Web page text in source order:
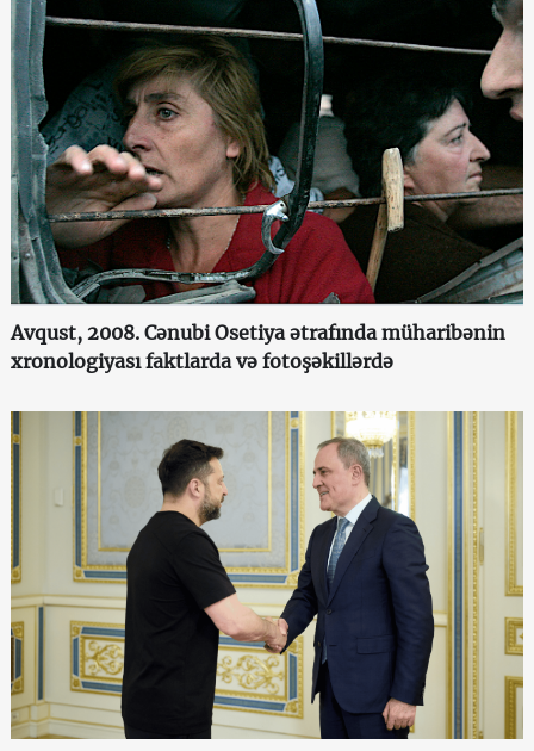
Avqust, 2008. Cənubi Osetiya ətrafında müharibənin
xronologiyası faktlarda və fotoşəkillərdə